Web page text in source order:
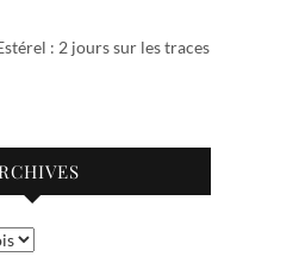
: 2 jours sur les traces